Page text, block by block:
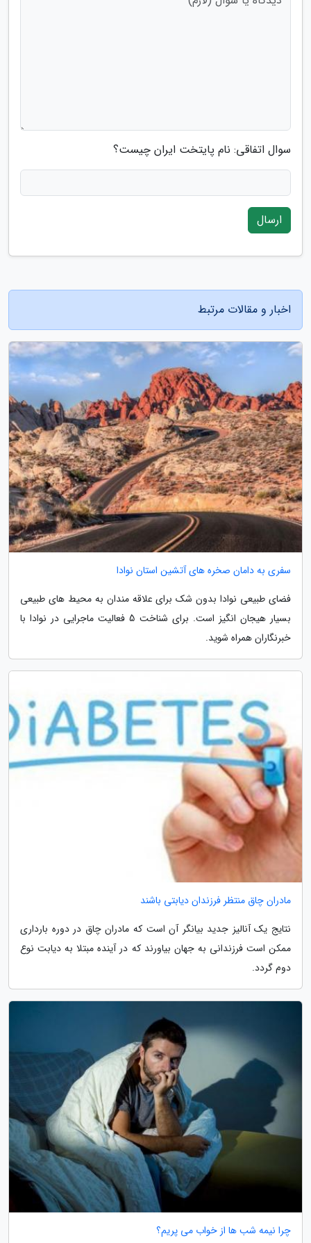
سوال اتفاقی: نام پایتخت ایران چیست؟
ارسال
اخبار و مقالات مرتبط
سفری به دامان صخره های آتشین استان نوادا
فضای طبیعی نوادا بدون شک برای علاقه مندان به محیط های طبیعی
بسیار هیجان انگیز است. برای شناخت 5 فعالیت ماجرایی در نوادا با
خبرنگاران همراه شوید.
مادران چاق منتظر فرزندان دیابتی باشند
نتایج یک آنالیز جدید بیانگر آن است که مادران چاق در دوره بارداری
ممکن است فرزندانی به جهان بیاورند که در آینده مبتلا به دیابت نوع
دوم گردد.
چرا نیمه شب ها از خواب می پریم؟